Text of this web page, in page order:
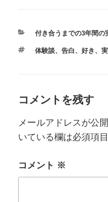
ウ
で
き
カ
ゴ
付き合うまでの3年間の
タ
体験談、 告白、 好き 、
コメントを残す
メールアドレスが公
いている欄は必須項
コメント ※